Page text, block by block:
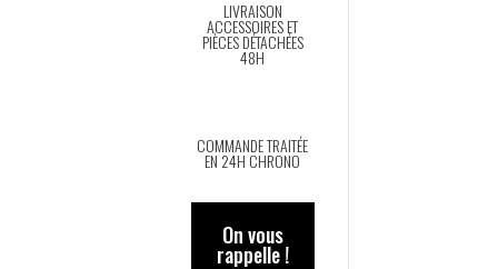
LIVRAISON
ACCESSOIRES ET
PIÈCES DÉTACHÉES
48H
COMMANDE TRAITÉE
EN 24H CHRONO
On vous
rappelle !